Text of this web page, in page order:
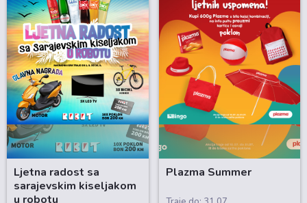
Ljetna radost sa
sarajevskim kiseljakom
u robotu
Plazma Summer